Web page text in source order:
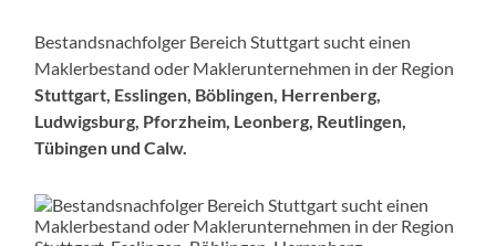
Bestandsnachfolger Bereich Stuttgart sucht einen
Maklerbestand oder Maklerunternehmen in der Region
Stuttgart, Esslingen, Böblingen, Herrenberg,
Ludwigsburg, Pforzheim, Leonberg, Reutlingen,
Tübingen und Calw.